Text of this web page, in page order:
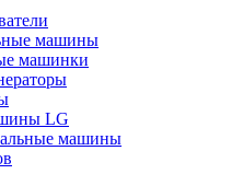
машины
машинки
LG
машины